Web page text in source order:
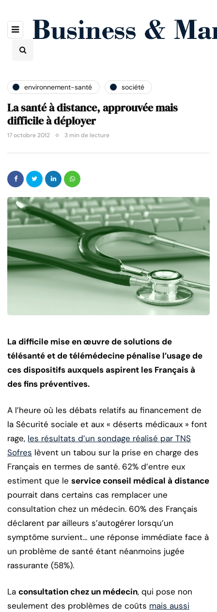
environnement-santé société
La santé à distance, approuvée mais
difficile à déployer
17 octobre 2012 3 min de lecture
La difficile mise en œuvre de solutions de
télésanté et de télémédecine pénalise l’usage de
ces dispositifs auxquels aspirent les Français à
des fins préventives.
A l’heure où les débats relatifs au financement de
la Sécurité sociale et aux « déserts médicaux » font
rage, les résultats d’un sondage réalisé par TNS
Sofres lèvent un tabou sur la prise en charge des
Français en termes de santé. 62% d’entre eux
estiment que le service conseil médical à distance
pourrait dans certains cas remplacer une
consultation chez un médecin. 60% des Français
déclarent par ailleurs s’autogérer lorsqu’un
symptôme survient… une réponse immédiate face à
un problème de santé étant néanmoins jugée
rassurante (58%).
La consultation chez un médecin, qui pose non
seulement des problèmes de coûts mais aussi